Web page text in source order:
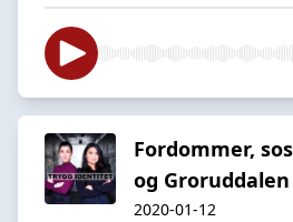
Fordommer,
og Groruddalen
2020-01-12